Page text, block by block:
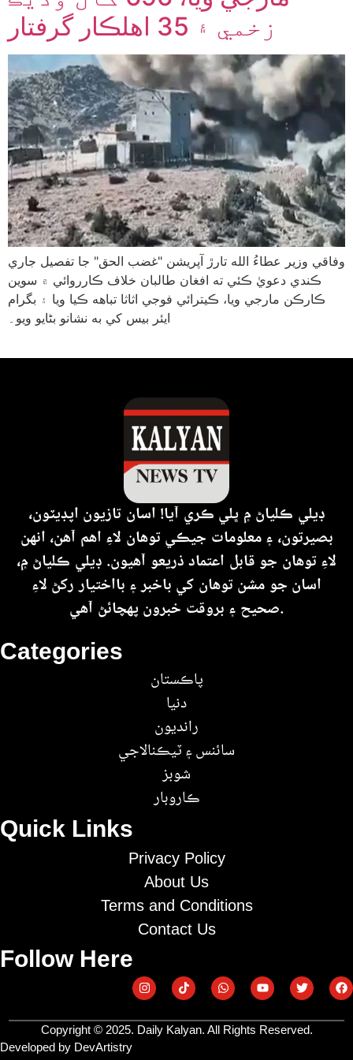
زخمي ۽ 35 اهلڪار گرفتار
وفاقي وزير عطاءُ الله تارڙ آپريشن "غضب الحق" جا تفصيل جاري
ڪندي دعويٰ ڪئي ته افغان طالبان خلاف ڪارروائي ۾ سوين
ڪارڪن مارجي ويا، ڪيترائي فوجي اثاثا تباهه ڪيا ويا ۽ بگرام
ايئر بيس کي به نشانو بڻايو ويو۔
Quick Links
Privacy Policy
About Us
Terms and Conditions
Contact Us
Follow Here
Categories
پاڪستان
دنيا
رانديون
سائنس ۽ ٽيڪنالاجي
شوبز
ڪاروبار
ڊيلي ڪلياڻ ۾ ڀلي ڪري آيا! اسان تازيون اپڊيٽون،
بصيرتون، ۽ معلومات جيڪي توهان لاءِ اهم آهن، انهن
لاءِ توهان جو قابل اعتماد ذريعو آهيون. ڊيلي ڪلياڻ ۾،
اسان جو مشن توهان کي باخبر ۽ بااختيار رکڻ لاءِ
صحيح ۽ بروقت خبرون پهچائڻ آهي.
Copyright © 2025. Daily Kalyan. All Rights Reserved.
Developed by DevArtistry